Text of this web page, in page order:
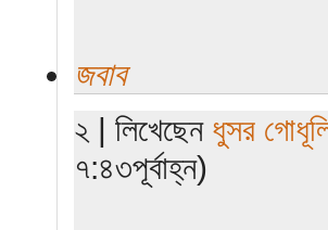
জবাব
২ | লিখেছেন ধুসর
৭:৪৩পূর্বাহ্ন)